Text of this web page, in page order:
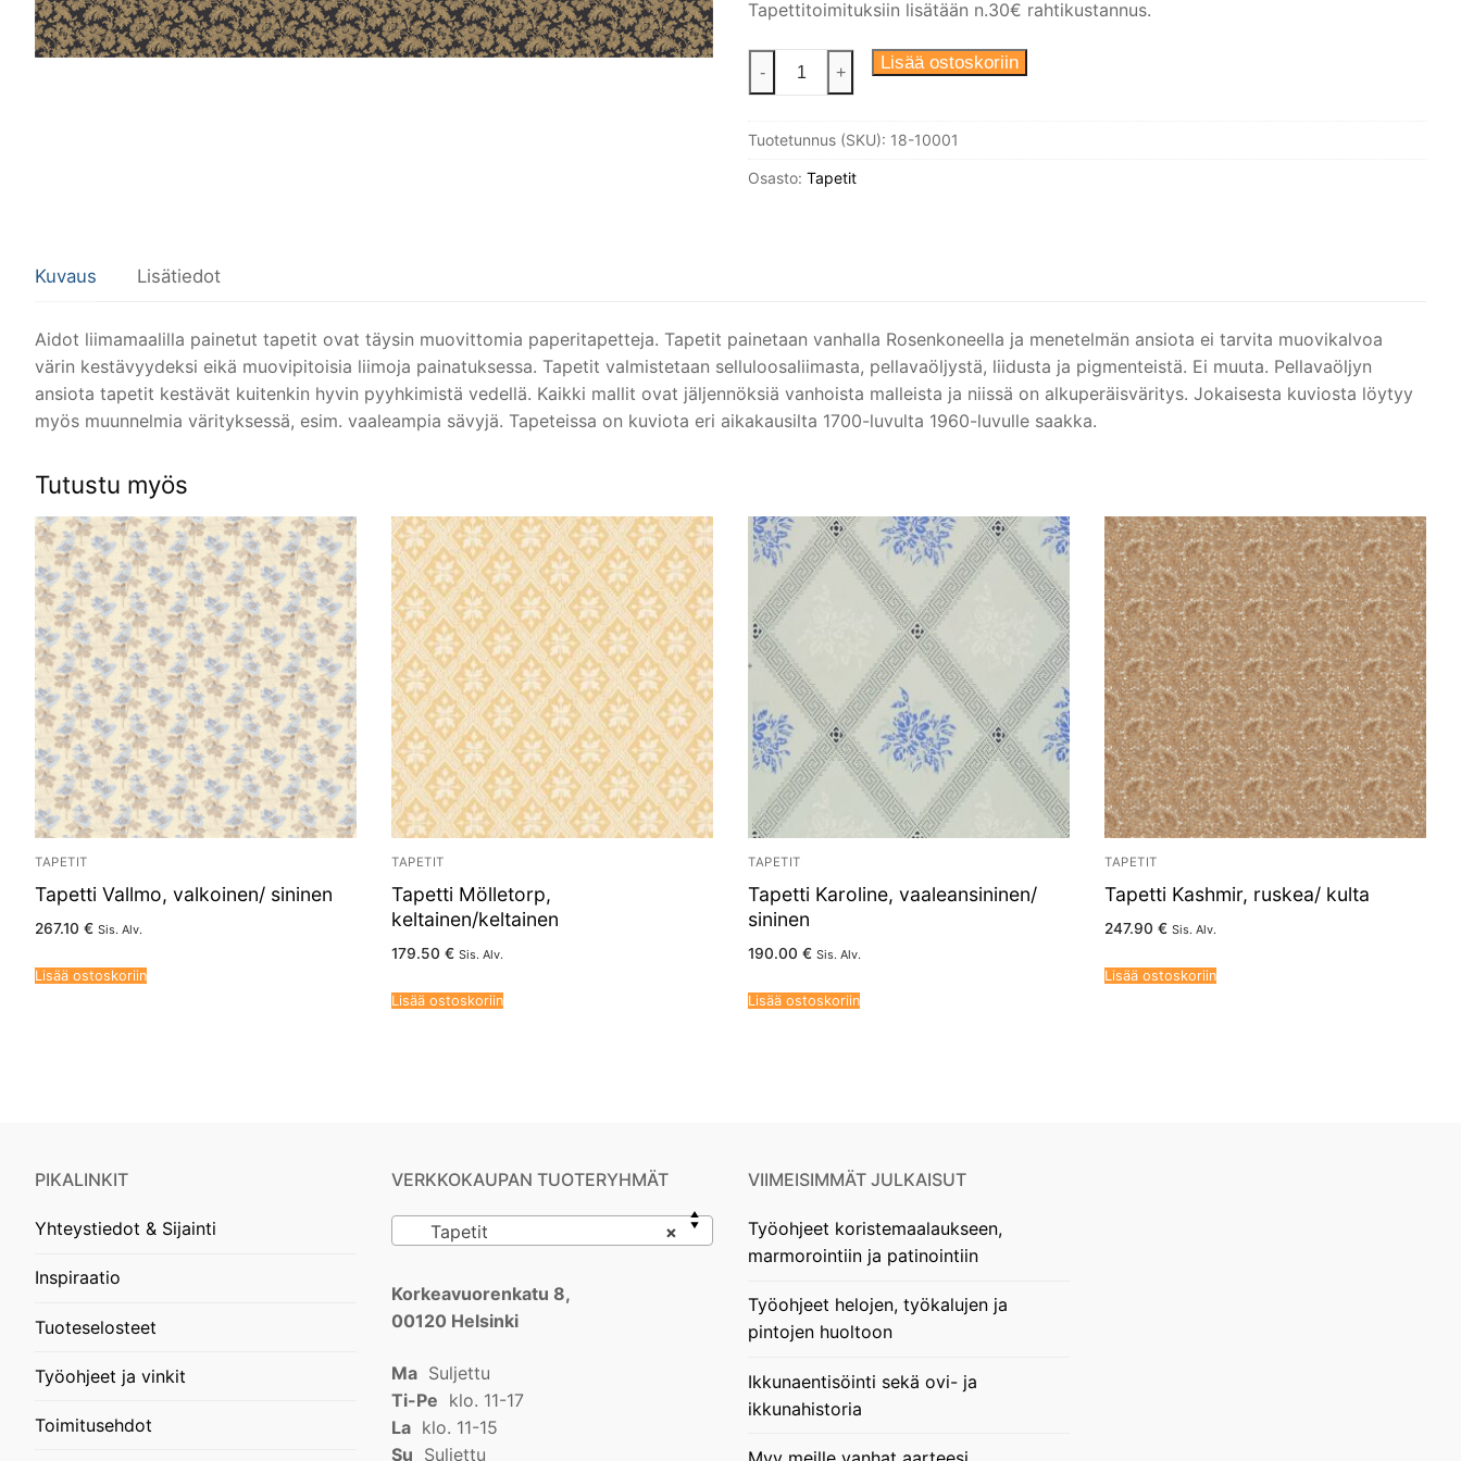
Tapettitoimituksiin lisätään n.30€ rahtikustannus.
Tapetti
Hällestrand,
kulta
määrä
- + Lisää ostoskoriin
Tuotetunnus (SKU): 18-10001
Osasto: Tapetit
Kuvaus Lisätiedot
Aidot liimamaalilla painetut tapetit ovat täysin muovittomia paperitapetteja. Tapetit painetaan vanhalla Rosenkoneella ja menetelmän ansiota ei tarvita muovikalvoa
värin kestävyydeksi eikä muovipitoisia liimoja painatuksessa. Tapetit valmistetaan selluloosaliimasta, pellavaöljystä, liidusta ja pigmenteistä. Ei muuta. Pellavaöljyn
ansiota tapetit kestävät kuitenkin hyvin pyyhkimistä vedellä. Kaikki mallit ovat jäljennöksiä vanhoista malleista ja niissä on alkuperäisväritys. Jokaisesta kuviosta löytyy
myös muunnelmia värityksessä, esim. vaaleampia sävyjä. Tapeteissa on kuviota eri aikakausilta 1700-luvulta 1960-luvulle saakka.
Tutustu myös
TAPETIT
Tapetti Vallmo, valkoinen/ sininen
267.10 € Sis. Alv.
Lisää ostoskoriin
TAPETIT
Tapetti Mölletorp,
keltainen/keltainen
179.50 € Sis. Alv.
Lisää ostoskoriin
TAPETIT
Tapetti Karoline, vaaleansininen/
sininen
190.00 € Sis. Alv.
Lisää ostoskoriin
TAPETIT
Tapetti Kashmir, ruskea/ kulta
247.90 € Sis. Alv.
Lisää ostoskoriin
PIKALINKIT
Yhteystiedot & Sijainti
Inspiraatio
Tuoteselosteet
Työohjeet ja vinkit
Toimitusehdot
VERKKOKAUPAN TUOTERYHMÄT
×
Tapetit
Korkeavuorenkatu 8,
00120 Helsinki
Ma Suljettu
Ti-Pe klo. 11-17
La klo. 11-15
Su Suljettu
VIIMEISIMMÄT JULKAISUT
Työohjeet koristemaalaukseen,
marmorointiin ja patinointiin
Työohjeet helojen, työkalujen ja
pintojen huoltoon
Ikkunaentisöinti sekä ovi- ja
ikkunahistoria